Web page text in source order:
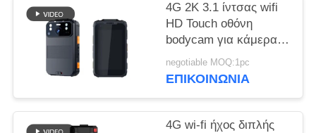
ΖΗΤΉΣΤΕ
ΜΙΑ
ΠΡΟΣΦΟΡΆ
SITEMAP
4G 2K 3.1 ίντσας wifi
HD Touch οθόνη
bodycam για κάμερα
ασφαλείας επιβολής
του νόμου
negotiable MOQ:1pc
ΕΠΙΚΟΙΝΩΝΊΑ
4G wi-fi ήχος διπλής